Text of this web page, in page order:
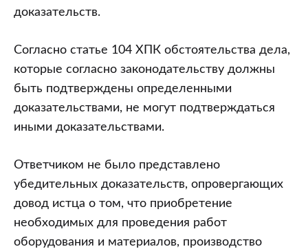
доказательств.
Согласно статье 104 ХПК обстоятельства дела,
которые согласно законодательству должны
быть подтверждены определенными
доказательствами, не могут подтверждаться
иными доказательствами.
Ответчиком не было представлено
убедительных доказательств, опровергающих
довод истца о том, что приобретение
необходимых для проведения работ
оборудования и материалов, производство